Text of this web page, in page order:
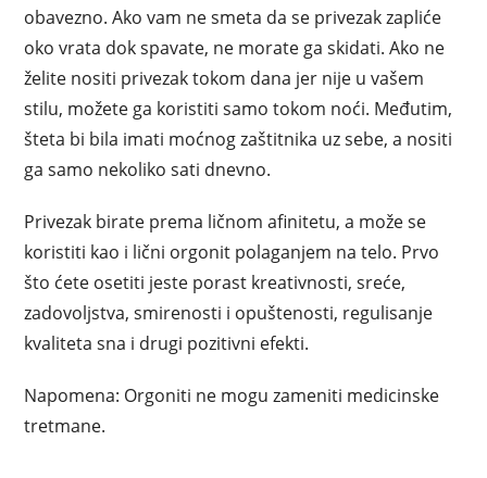
obavezno. Ako vam ne smeta da se privezak zapliće
oko vrata dok spavate, ne morate ga skidati. Ako ne
želite nositi privezak tokom dana jer nije u vašem
stilu, možete ga koristiti samo tokom noći. Međutim,
šteta bi bila imati moćnog zaštitnika uz sebe, a nositi
ga samo nekoliko sati dnevno.
Privezak birate prema ličnom afinitetu, a može se
koristiti kao i lični orgonit polaganjem na telo. Prvo
što ćete osetiti jeste porast kreativnosti, sreće,
zadovoljstva, smirenosti i opuštenosti, regulisanje
kvaliteta sna i drugi pozitivni efekti.
Napomena: Orgoniti ne mogu zameniti medicinske
tretmane.